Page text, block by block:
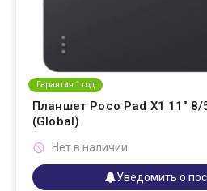
Гарантия 1 год
Планшет Poco Pad X1 11" 8/
(Global)
Нет в наличии
Уведомить о